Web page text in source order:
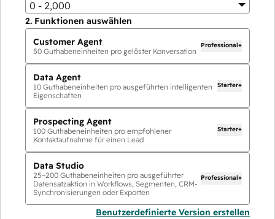
0 - 2,000
2. Funktionen auswählen
Customer Agent
50 Guthabeneinheiten pro gelöster Konversation
Professional+
Data Agent
10 Guthabeneinheiten pro ausgeführten intelligenten
Eigenschaften
Starter+
Prospecting Agent
100 Guthabeneinheiten pro empfohlener
Kontaktaufnahme für einen Lead
Starter+
Data Studio
25–200 Guthabeneinheiten pro ausgeführter
Datensatzaktion in Workflows, Segmenten, CRM-
Synchronisierungen oder Exporten
Professional+
Benutzerdefinierte Version erstellen